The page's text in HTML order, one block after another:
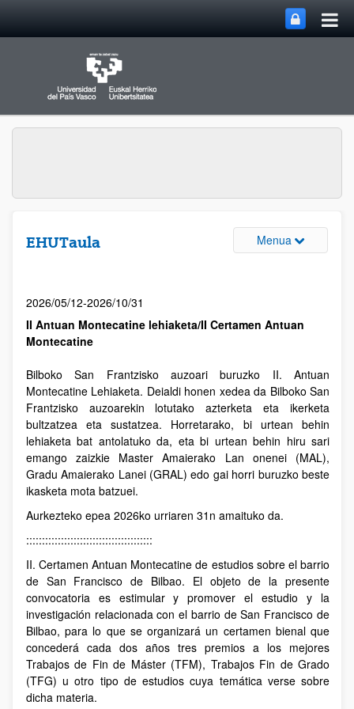
EHUTaula Menua
2026/05/12-2026/10/31
II Antuan Montecatine lehiaketa/II Certamen Antuan
Montecatine
Bilboko San Frantzisko auzoari buruzko II. Antuan
Montecatine Lehiaketa. Deialdi honen xedea da Bilboko San
Frantzisko auzoarekin lotutako azterketa eta ikerketa
bultzatzea eta sustatzea. Horretarako, bi urtean behin
lehiaketa bat antolatuko da, eta bi urtean behin hiru sari
emango zaizkie Master Amaierako Lan onenei (MAL),
Gradu Amaierako Lanei (GRAL) edo gai horri buruzko beste
ikasketa mota batzuei.
Aurkezteko epea 2026ko urriaren 31n amaituko da.
::::::::::::::::::::::::::::::::::::::::
II. Certamen Antuan Montecatine de estudios sobre el barrio
de San Francisco de Bilbao. El objeto de la presente
convocatoria es estimular y promover el estudio y la
investigación relacionada con el barrio de San Francisco de
Bilbao, para lo que se organizará un certamen bienal que
concederá cada dos años tres premios a los mejores
Trabajos de Fin de Máster (TFM), Trabajos Fin de Grado
(TFG) u otro tipo de estudios cuya temática verse sobre
dicha materia.